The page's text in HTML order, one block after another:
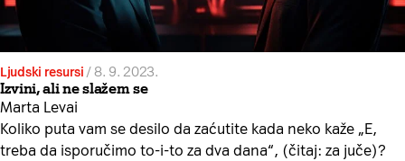
Ljudski resursi /8. 9. 2023.
Izvini, ali ne slažem se
Marta Levai
Koliko puta vam se desilo da zaćutite kada neko kaže „E,
treba da isporučimo to-i-to za dva dana“, (čitaj: za juče)?